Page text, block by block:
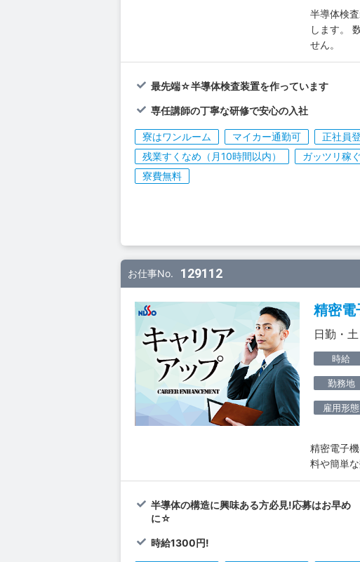
半導体検
します。
せん。
最先端☆半導体検査装置を作っています
専任講師の丁寧な研修で安心の入社
寮はワンルーム マイカー通勤可 正社員
残業すくなめ（月10時間以内）
ガッツリ稼ぐ
寮費無料
お仕事No. 129112
精密電
日勤・
時給
勤務地
雇用形態
精密電子
料や簡単
半導体の構造に興味ある方必見!応募はお早め
に☆
時給1300円!